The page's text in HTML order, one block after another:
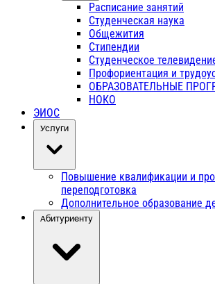
Расписание занятий
Студенческая наука
Общежития
Стипендии
Студенческое
Профориентация и
ОБРАЗОВАТЕЛЬНЫЕ
НОКО
ЭИОС
Услуги
Повышение квалификации и
переподготовка
Дополнительное образование
Абитуриенту